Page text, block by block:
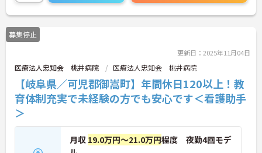
募集停止
更新日：2025年11月04日
医療法人忠知会 桃井病院 医療法人忠知会 桃井病院
【岐阜県／可児郡御嵩町】年間休日120以上！教
育体制充実で未経験の方でも安心です＜看護助手
＞
月収 19.0万円～21.0万円程度 夜勤4回モデ